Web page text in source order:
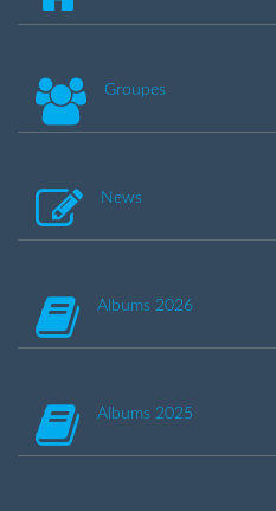
Groupes
News
Albums 2026
Albums 2025